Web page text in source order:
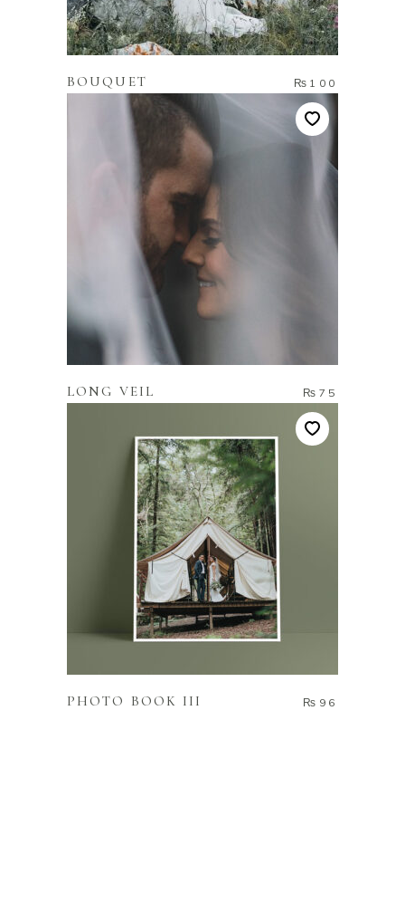
ADD TO CART
BOUQUET ₨ 100
ADD TO CART
LONG VEIL ₨ 75
PHOTO BOOK III ₨ 96